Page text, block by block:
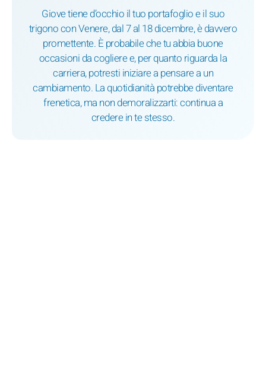
Giove tiene d’occhio il tuo portafoglio e il suo
trigono con Venere, dal 7 al 18 dicembre, è davvero
promettente. È probabile che tu abbia buone
occasioni da cogliere e, per quanto riguarda la
carriera, potresti iniziare a pensare a un
cambiamento. La quotidianità potrebbe diventare
frenetica, ma non demoralizzarti: continua a
credere in te stesso.